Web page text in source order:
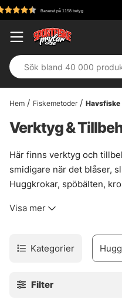
Hem Fiskemetoder Havsfiske
Verktyg &
Här finns verktyg och
smidigare när det blåser,
Huggkrokar, spöbälten,
fisken ska landas och allt
Sådana här prylar märks
tungt fiske och när
kan faktiskt rädda ett par
Visa mer
Kategorier
Filter